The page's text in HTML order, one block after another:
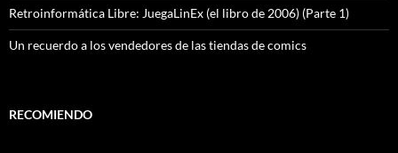
Retroinformática Libre: JuegaLinEx (el libro de 2006) (Parte 1)
Un recuerdo a los vendedores de las tiendas de comics
RECOMIENDO